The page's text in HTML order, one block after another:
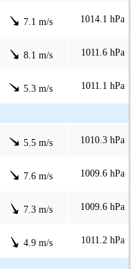
7.1 m/s 1014.1 hPa
8.1 m/s 1011.6 hPa
5.3 m/s 1011.1 hPa
5.5 m/s 1010.3 hPa
7.6 m/s 1009.6 hPa
7.3 m/s 1009.6 hPa
4.9 m/s 1011.2 hPa